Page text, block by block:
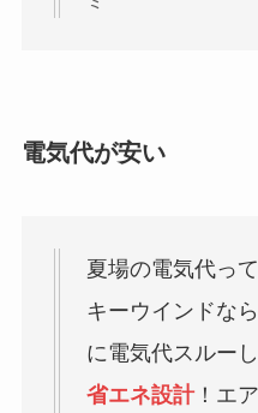
電気代が安い
夏場の電気代っ
キーウインドな
に電気代スルー
省エネ設計！エ